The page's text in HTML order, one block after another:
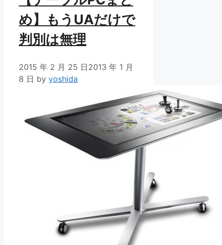
め】もうUAだけで
判別は無理
2015 年 2 月 25 日2013 年 1 月
8 日 by yoshida